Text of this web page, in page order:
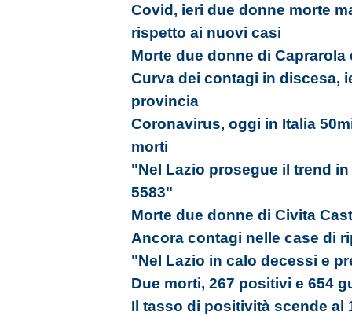
Covid, ieri due donne morte
rispetto ai nuovi casi
Morte due donne di
Curva dei contagi in discesa,
provincia
Coronavirus, oggi in Italia
morti
"Nel Lazio prosegue il trend
5583"
Morte due donne di Civita
Ancora contagi nelle case di
"Nel Lazio in calo decessi e
Due morti, 267 positivi e 654
Il tasso di positività scende al